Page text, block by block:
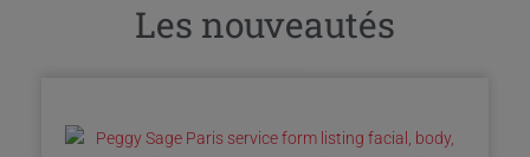
Les nouveautés